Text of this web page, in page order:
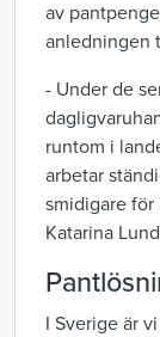
av
anledningen
- Under de
runtom i
arbetar
smidigare för
Katarina
I Sverige är